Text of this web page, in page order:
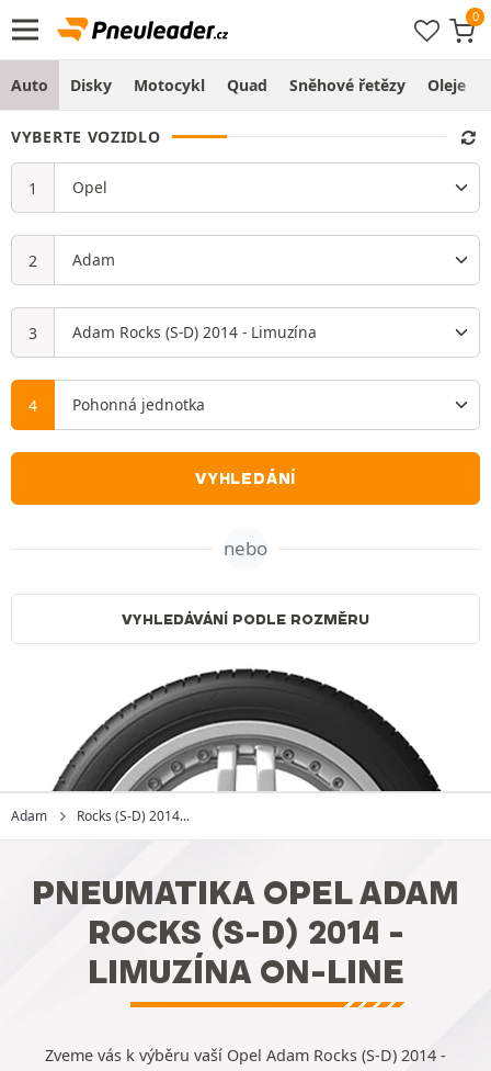
Auto Disky Motocykl Quad Sněhové řetězy Oleje
VYBERTE VOZIDLO
VYHLEDÁNÍ
nebo
VYHLEDÁVÁNÍ PODLE ROZMĚRU
Adam Rocks (S-D) 2014...
PNEUMATIKA OPEL ADAM
ROCKS (S-D) 2014 -
LIMUZÍNA ON-LINE
Zveme vás k výběru vaší Opel Adam Rocks (S-D) 2014 -